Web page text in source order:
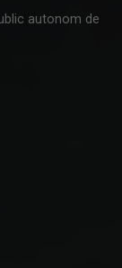
autonom de